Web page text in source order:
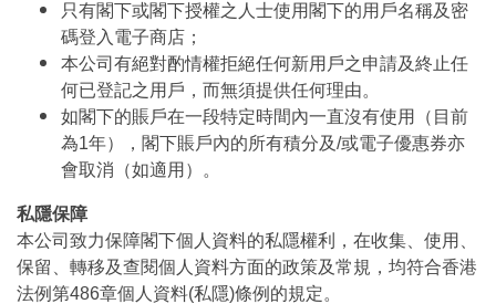
只有閣下或閣下授權之人士使用閣下的用戶名稱及密
碼登入電子商店；
本公司有絕對酌情權拒絕任何新用戶之申請及終止任
何已登記之用戶，而無須提供任何理由。
如閣下的賬戶在一段特定時間內一直沒有使用（目前
為1年），閣下賬戶內的所有積分及/或電子優惠券亦
會取消（如適用）。
私隱保障
本公司致力保障閣下個人資料的私隱權利，在收集、使用、
保留、轉移及查閱個人資料方面的政策及常規，均符合香港
法例第486章個人資料(私隱)條例的規定。